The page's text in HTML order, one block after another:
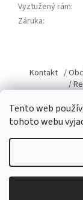
Tento web
tohoto webu
Vyztužený rám:
Záruka:
p
a
Kontakt /
/
Copyright 2026